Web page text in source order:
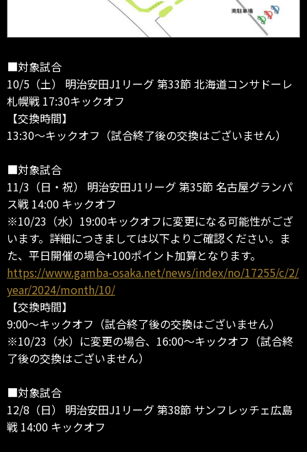
■対象試合
10/5（土） 明治安田J1リーグ 第33節 北海道コンサドーレ
札幌戦 17:30キックオフ
【交換時間】
13:30～キックオフ（試合終了後の交換はございません）
■対象試合
11/3（日・祝） 明治安田J1リーグ 第35節 名古屋グランパ
ス戦 14:00 キックオフ
※10/23（水）19:00キックオフに変更になる可能性がござ
います。詳細につきましては以下よりご確認ください。ま
た、平日開催の場合+100ポイント加算となります。
https://www.gamba-osaka.net/news/index/no/17255/c/2/
year/2024/month/10/
【交換時間】
9:00～キックオフ（試合終了後の交換はございません）
※10/23（水）に変更の場合、16:00～キックオフ（試合終
了後の交換はございません）
■対象試合
12/8（日） 明治安田J1リーグ 第38節 サンフレッチェ広島
戦 14:00 キックオフ